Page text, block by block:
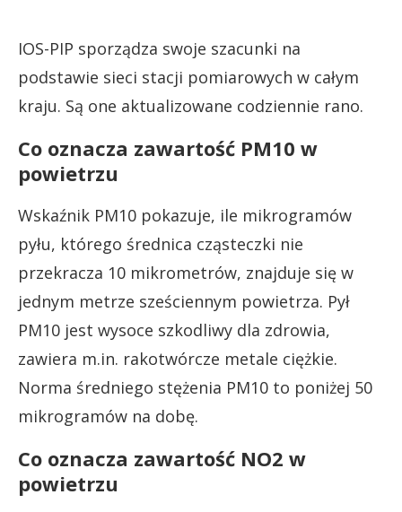
IOS-PIP sporządza swoje szacunki na
podstawie sieci stacji pomiarowych w całym
kraju. Są one aktualizowane codziennie rano.
Co oznacza zawartość PM10 w
powietrzu
Wskaźnik PM10 pokazuje, ile mikrogramów
pyłu, którego średnica cząsteczki nie
przekracza 10 mikrometrów, znajduje się w
jednym metrze sześciennym powietrza. Pył
PM10 jest wysoce szkodliwy dla zdrowia,
zawiera m.in. rakotwórcze metale ciężkie.
Norma średniego stężenia PM10 to poniżej 50
mikrogramów na dobę.
Co oznacza zawartość NO2 w
powietrzu